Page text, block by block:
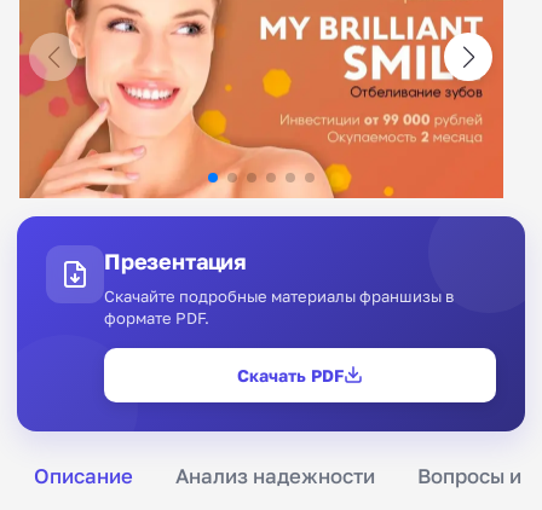
Описание Анализ надежности Вопросы и
Презентация
Скачайте подробные материалы франшизы в
формате PDF.
Скачать PDF